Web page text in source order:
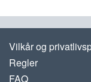
Vilkår og
Regler
FAQ